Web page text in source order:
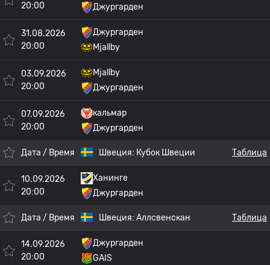
20:00
Джургарден
31.08.2026
20:00
Джургарден
Mjallby
03.09.2026
20:00
Mjallby
Джургарден
07.09.2026
20:00
кальмар
Джургарден
Дата / Время Швеция: Кубок Швеции Таблица
10.09.2026
20:00
Ханинге
Джургарден
Дата / Время Швеция: Аллсвенскан Таблица
14.09.2026
20:00
Джургарден
GAIS